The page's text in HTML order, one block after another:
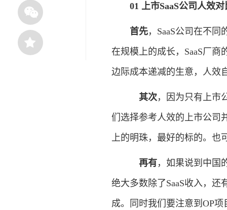
01 上市SaaS公司人效对
首先，SaaS公司在不
在规模上的成长，SaaS厂商
边际成本递减的生意，人效
其次，因为只有上市
们选择参考人效的上市公司
上的明珠，最好的标的。也
再有，如果说到中国
绝大多数除了SaaS收入，
成。同时我们要注意到OP